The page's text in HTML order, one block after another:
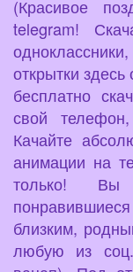
(Красивое
telegram!
открытки
бесплатно
свой
Качайте
анимации на
только! Вы
близким,
любую из